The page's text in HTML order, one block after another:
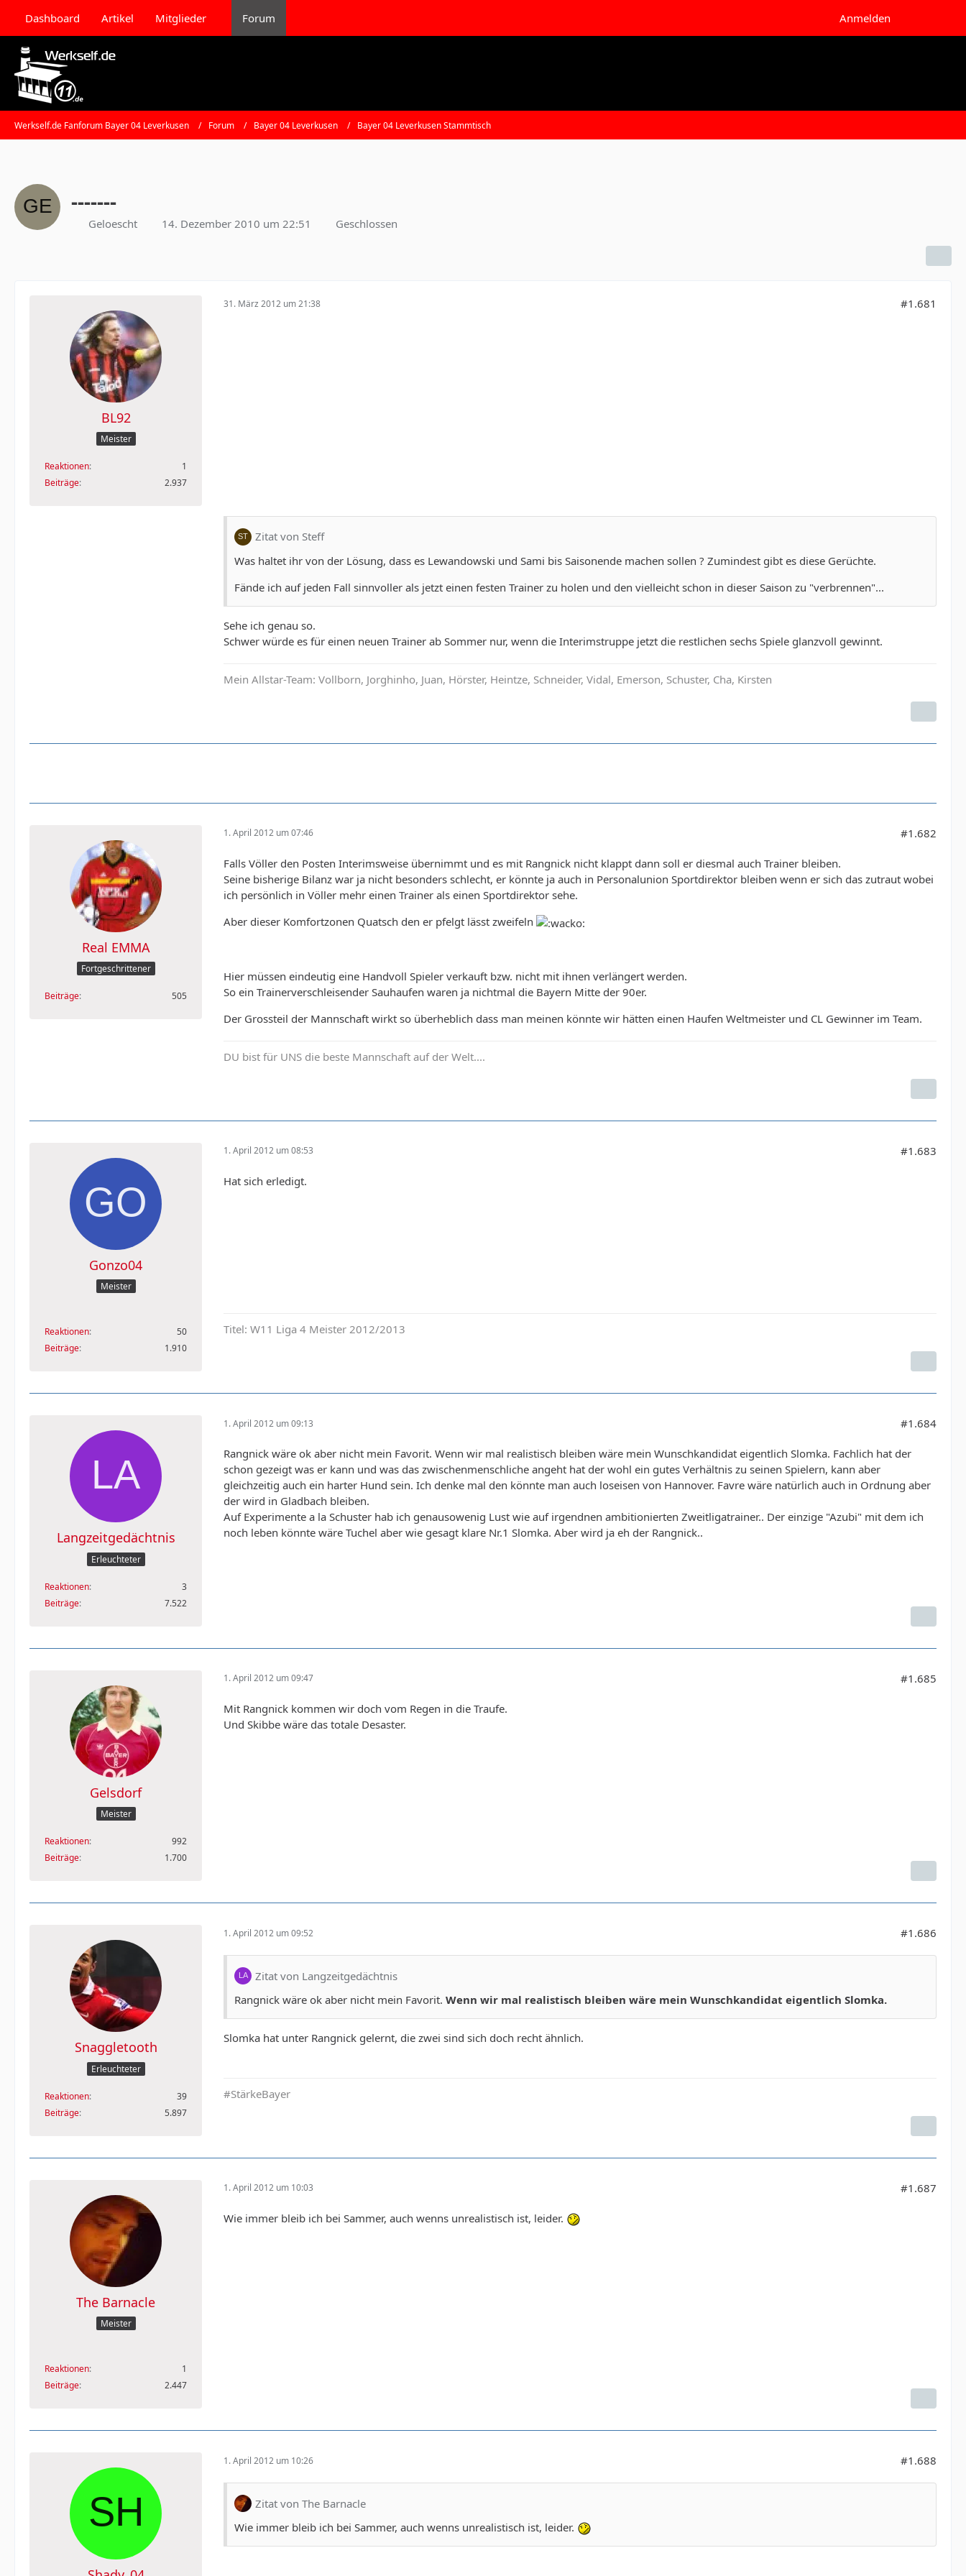
Dashboard Artikel Mitglieder Forum Anmelden
Werkself.de Fanforum Bayer 04 Leverkusen Forum Bayer 04 Leverkusen Bayer 04 Leverkusen Stammtisch
-------
Geloescht 14. Dezember 2010 um 22:51 Geschlossen
BL92
Meister
Reaktionen
1
Beiträge
2.937
31. März 2012 um 21:38 #1.681
Zitat von Steff
Was haltet ihr von der Lösung, dass es Lewandowski und Sami bis Saisonende machen sollen ? Zumindest gibt es diese Gerüchte.
Fände ich auf jeden Fall sinnvoller als jetzt einen festen Trainer zu holen und den vielleicht schon in dieser Saison zu "verbrennen"...
Sehe ich genau so.
Schwer würde es für einen neuen Trainer ab Sommer nur, wenn die Interimstruppe jetzt die restlichen sechs Spiele glanzvoll gewinnt.
Mein Allstar-Team: Vollborn, Jorghinho, Juan, Hörster, Heintze, Schneider, Vidal, Emerson, Schuster, Cha, Kirsten
Real EMMA
Fortgeschrittener
Beiträge 505
1. April 2012 um 07:46 #1.682
Falls Völler den Posten Interimsweise übernimmt und es mit Rangnick nicht klappt dann soll er diesmal auch Trainer bleiben.
Seine bisherige Bilanz war ja nicht besonders schlecht, er könnte ja auch in Personalunion Sportdirektor bleiben wenn er sich das zutraut wobei
ich persönlich in Völler mehr einen Trainer als einen Sportdirektor sehe.
Aber dieser Komfortzonen Quatsch den er pfelgt lässt zweifeln
Hier müssen eindeutig eine Handvoll Spieler verkauft bzw. nicht mit ihnen verlängert werden.
So ein Trainerverschleisender Sauhaufen waren ja nichtmal die Bayern Mitte der 90er.
Der Grossteil der Mannschaft wirkt so überheblich dass man meinen könnte wir hätten einen Haufen Weltmeister und CL Gewinner im Team.
DU bist für UNS die beste Mannschaft auf der Welt....
Gonzo04
Meister
Reaktionen
50
Beiträge
1.910
1. April 2012 um 08:53 #1.683
Hat sich erledigt.
Titel: W11 Liga 4 Meister 2012/2013
Langzeitgedächtnis
Erleuchteter
Reaktionen
3
Beiträge
7.522
1. April 2012 um 09:13 #1.684
Rangnick wäre ok aber nicht mein Favorit. Wenn wir mal realistisch bleiben wäre mein Wunschkandidat eigentlich Slomka. Fachlich hat der
schon gezeigt was er kann und was das zwischenmenschliche angeht hat der wohl ein gutes Verhältnis zu seinen Spielern, kann aber
gleichzeitig auch ein harter Hund sein. Ich denke mal den könnte man auch loseisen von Hannover. Favre wäre natürlich auch in Ordnung aber
der wird in Gladbach bleiben.
Auf Experimente a la Schuster hab ich genausowenig Lust wie auf irgendnen ambitionierten Zweitligatrainer.. Der einzige "Azubi" mit dem ich
noch leben könnte wäre Tuchel aber wie gesagt klare Nr.1 Slomka. Aber wird ja eh der Rangnick..
Gelsdorf
Meister
Reaktionen
992
Beiträge
1.700
1. April 2012 um 09:47 #1.685
Mit Rangnick kommen wir doch vom Regen in die Traufe.
Und Skibbe wäre das totale Desaster.
Snaggletooth
Erleuchteter
Reaktionen
39
Beiträge
5.897
1. April 2012 um 09:52 #1.686
Zitat von Langzeitgedächtnis
Rangnick wäre ok aber nicht mein Favorit. Wenn wir mal realistisch bleiben wäre mein Wunschkandidat eigentlich Slomka.
Slomka hat unter Rangnick gelernt, die zwei sind sich doch recht ähnlich.
#StärkeBayer
The Barnacle
Meister
Reaktionen
1
Beiträge
2.447
1. April 2012 um 10:03 #1.687
Wie immer bleib ich bei Sammer, auch wenns unrealistisch ist, leider.
1. April 2012 um 10:26 #1.688
Zitat von The Barnacle
Wie immer bleib ich bei Sammer, auch wenns unrealistisch ist, leider.